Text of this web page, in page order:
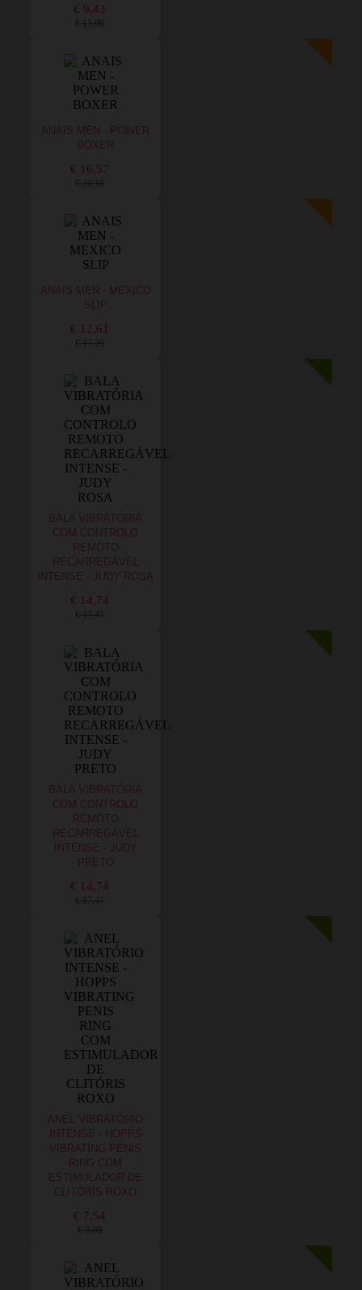
€ 9,43
€ 11,00
ANAIS MEN - POWER
BOXER
€ 16,57
€ 20,16
ANAIS MEN - MEXICO
SLIP
€ 12,61
€ 17,20
BALA VIBRATÓRIA
COM CONTROLO
REMOTO
RECARREGÁVEL
INTENSE - JUDY ROSA
€ 14,74
€ 17,47
BALA VIBRATÓRIA
COM CONTROLO
REMOTO
RECARREGÁVEL
INTENSE - JUDY
PRETO
€ 14,74
€ 17,47
ANEL VIBRATÓRIO
INTENSE - HOPPS
VIBRATING PENIS
RING COM
ESTIMULADOR DE
CLITÓRIS ROXO
€ 7,54
€ 9,08